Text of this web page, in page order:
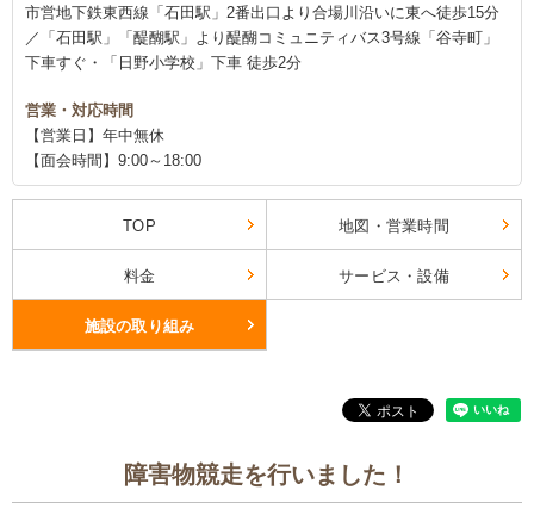
市営地下鉄東西線「石田駅」2番出口より合場川沿いに東へ徒歩15分
／「石田駅」「醍醐駅」より醍醐コミュニティバス3号線「谷寺町」
下車すぐ・「日野小学校」下車 徒歩2分
営業・対応時間
【営業日】年中無休
【面会時間】9:00～18:00
TOP 地図・営業時間
料金 サービス・設備
施設の取り組み
障害物競走を行いました！